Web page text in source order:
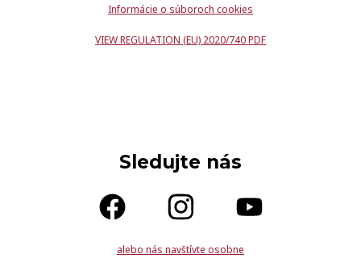
Informácie o súboroch cookies
VIEW REGULATION (EU) 2020/740 PDF
Sledujte nás
alebo nás navštívte osobne